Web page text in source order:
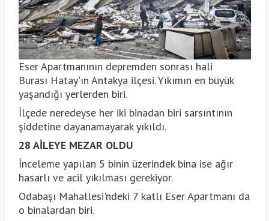
Eser Apartmanının depremden sonrası hali
Burası Hatay'ın Antakya ilçesi. Yıkımın en büyük
yaşandığı yerlerden biri.
İlçede neredeyse her iki binadan biri sarsıntının
şiddetine dayanamayarak yıkıldı.
28 AİLEYE MEZAR OLDU
İnceleme yapılan 5 binin üzerindek bina ise ağır
hasarlı ve acil yıkılması gerekiyor.
Odabaşı Mahallesi'ndeki 7 katlı Eser Apartmanı da
o binalardan biri.